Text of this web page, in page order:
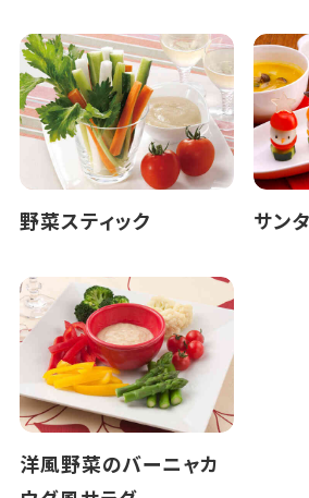
野菜スティック サン
洋風野菜のバーニャカ